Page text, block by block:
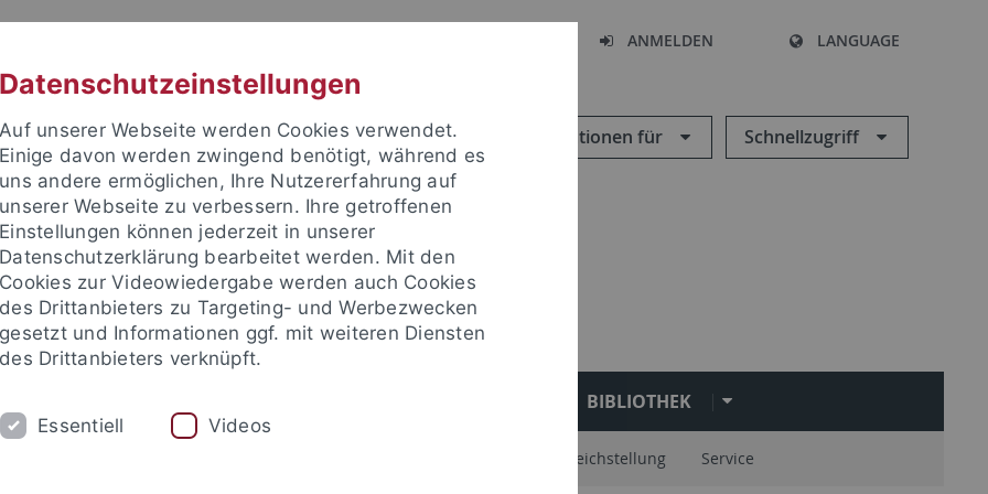
ANMELDEN LANGUAGE
Informationen für Schnellzugriff
Fakultät
BIBLIOTHEK
Gleichstellung Service
Datenschutzeinstellungen
Auf unserer Webseite werden Cookies verwendet.
Einige davon werden zwingend benötigt, während es
uns andere ermöglichen, Ihre Nutzererfahrung auf
unserer Webseite zu verbessern. Ihre getroffenen
Einstellungen können jederzeit in unserer
Datenschutzerklärung bearbeitet werden. Mit den
Cookies zur Videowiedergabe werden auch Cookies
des Drittanbieters zu Targeting- und Werbezwecken
gesetzt und Informationen ggf. mit weiteren Diensten
des Drittanbieters verknüpft.
Essentiell Videos